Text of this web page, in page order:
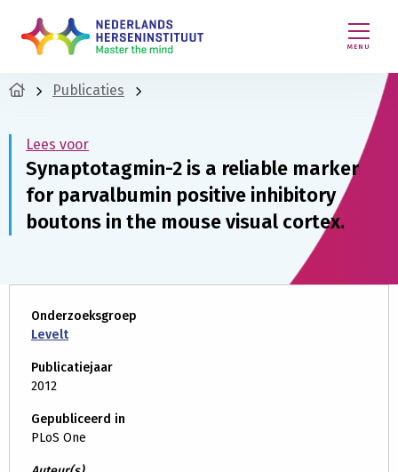
MENU
Publicaties
Lees voor
Synaptotagmin-2 is a reliable marker
for parvalbumin positive inhibitory
boutons in the mouse visual cortex.
Onderzoeksgroep
Levelt
Publicatiejaar
2012
Gepubliceerd in
PLoS One